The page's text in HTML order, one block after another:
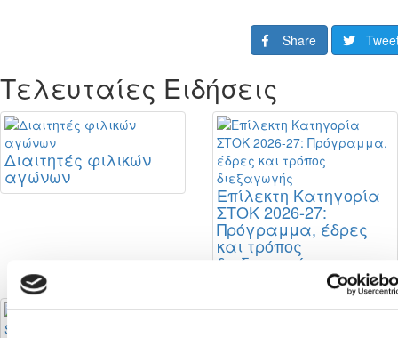
Share
Τελευταίες Ειδήσεις
Διαιτητές φιλικών
αγώνων
Επίλεκτη Κατηγορία
ΣΤΟΚ 2026-27:
Πρόγραμμα, έδρες
και τρόπος
διεξαγωγής